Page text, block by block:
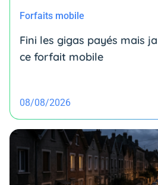
Forfaits mobile
Fini les gigas payés mais
ce forfait mobile
08/08/2026